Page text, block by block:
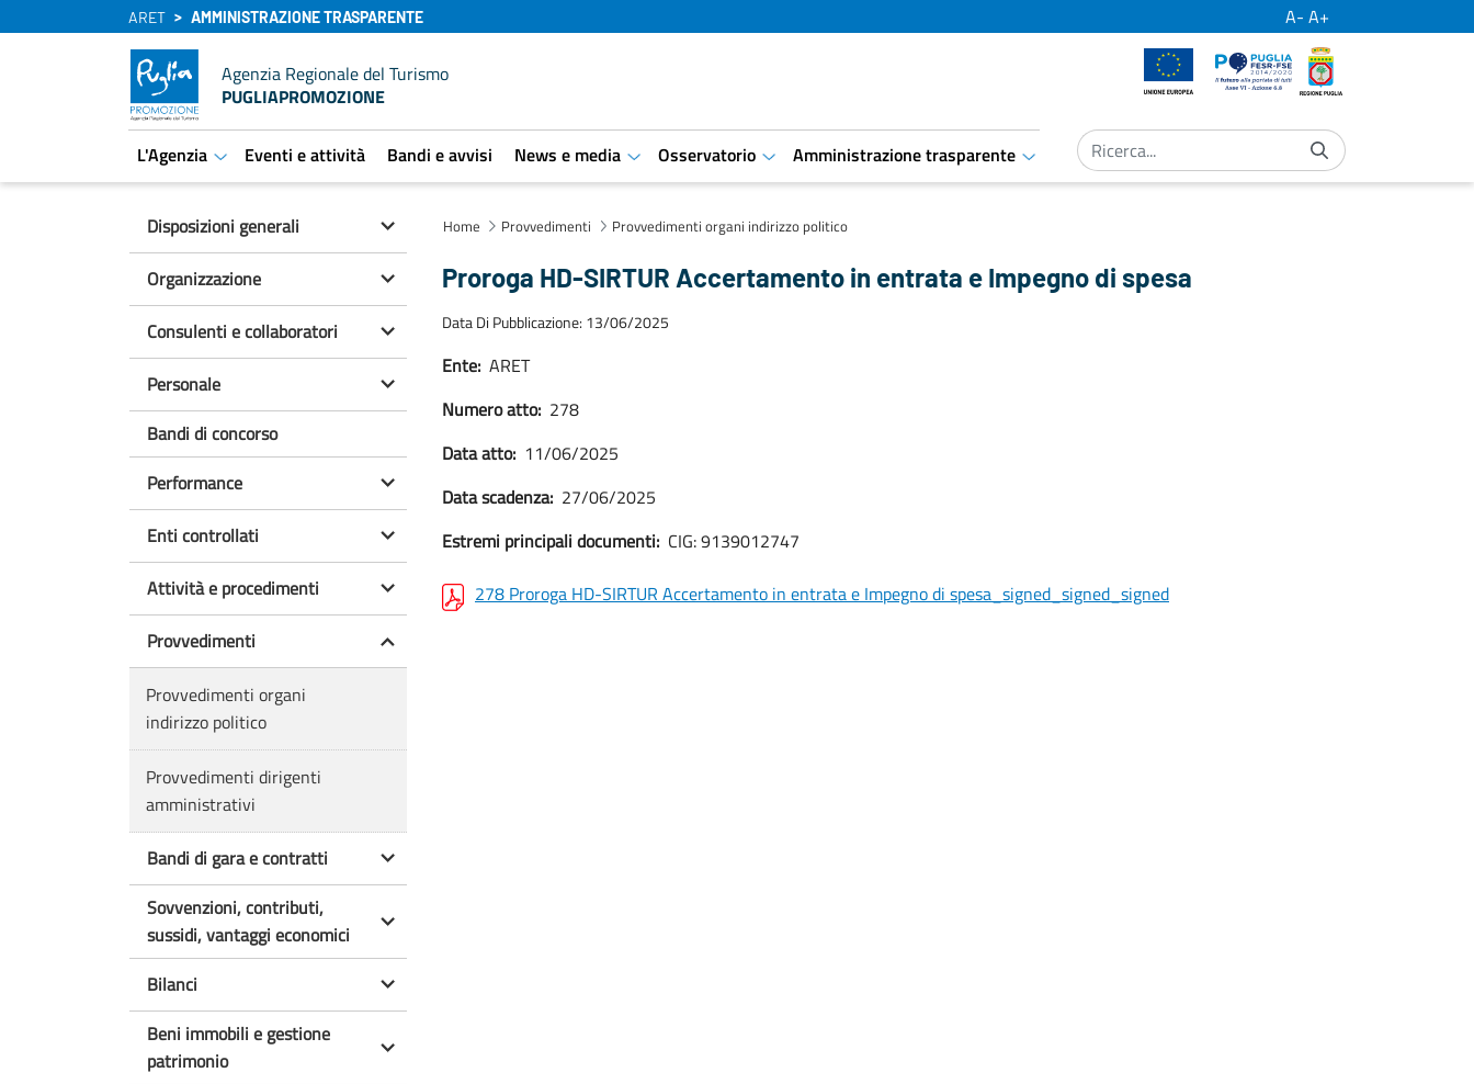
ARET AMMINISTRAZIONE TRASPARENTE A- A+
Agenzia Regionale del Turismo
PUGLIAPROMOZIONE
Unione Europea Por Puglia
L'Agenzia
aret.open.submenu
Eventi e attività Bandi e avvisi News e media
aret.open.submenu
Osservatorio
aret.open.submenu
Amministrazione trasparente
aret.open.submenu
Disposizioni generali
Organizzazione
Consulenti e collaboratori
Personale
Bandi di concorso
Performance
Enti controllati
Attività e procedimenti
Provvedimenti
Provvedimenti organi
indirizzo politico
Provvedimenti dirigenti
amministrativi
Bandi di gara e contratti
Sovvenzioni, contributi,
sussidi, vantaggi economici
Bilanci
Beni immobili e gestione
patrimonio
Home Provvedimenti Provvedimenti organi indirizzo politico
Proroga HD-SIRTUR Accertamento in entrata e Impegno di spesa
Data Di Pubblicazione: 13/06/2025
Ente: ARET
Numero atto: 278
Data atto: 11/06/2025
Data scadenza: 27/06/2025
Estremi principali documenti: CIG: 9139012747
278 Proroga HD-SIRTUR Accertamento in entrata e Impegno di spesa_signed_signed_signed